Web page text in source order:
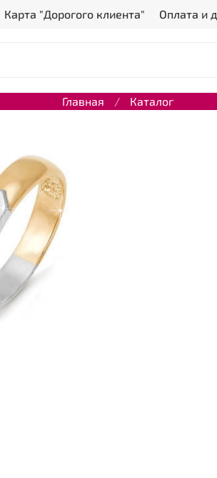
Карта "Дорогого клиента" Оплата и
Главная Каталог